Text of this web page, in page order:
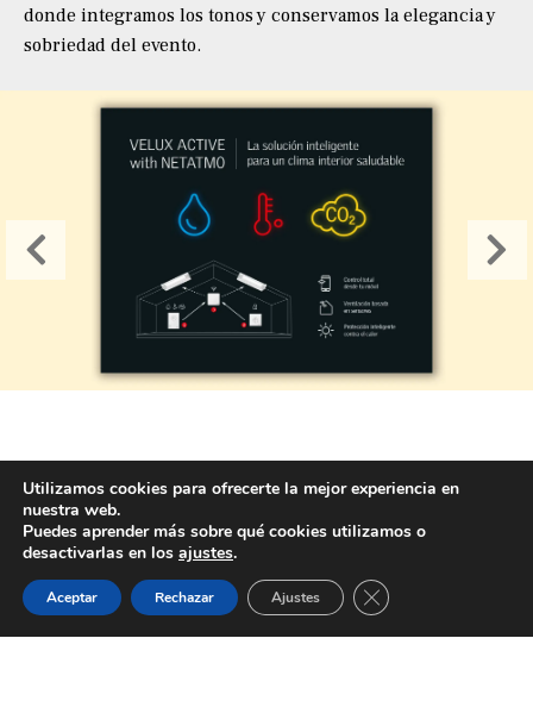
donde integramos los tonos y conservamos la elegancia y
sobriedad del evento.
pick&rollCopyright © 2026 PickandRoll Consulting S.L. All
rights reserved.Aviso Legal|Política de Privacidad
de Cookies
Utilizamos cookies para ofrecerte la mejor experiencia en
nuestra web.
Puedes aprender más sobre qué cookies utilizamos o
desactivarlas en los ajustes.
Aceptar Rechazar Ajustes Cerrar el banner de